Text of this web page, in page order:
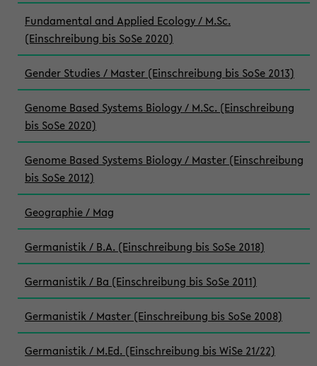
Fundamental and Applied Ecology / M.Sc.
(Einschreibung bis SoSe 2020)
Gender Studies / Master (Einschreibung bis SoSe 2013)
Genome Based Systems Biology / M.Sc. (Einschreibung
bis SoSe 2020)
Genome Based Systems Biology / Master (Einschreibung
bis SoSe 2012)
Geographie / Mag
Germanistik / B.A. (Einschreibung bis SoSe 2018)
Germanistik / Ba (Einschreibung bis SoSe 2011)
Germanistik / Master (Einschreibung bis SoSe 2008)
Germanistik / M.Ed. (Einschreibung bis WiSe 21/22)